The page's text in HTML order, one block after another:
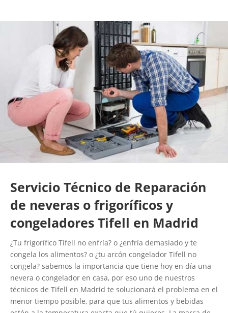
Servicio Técnico de Reparación
de neveras o frigoríficos y
congeladores Tifell en Madrid
¿Tu frigorífico Tifell no enfría? o ¿enfría demasiado y te
congela los alimentos? o ¿tu arcón congelador Tifell no
congela? sabemos la importancia que tiene hoy en día una
nevera o congelador en casa, por eso uno de nuestros
técnicos de Tifell en Madrid te solucionará el problema en el
menor tiempo posible, para que tus alimentos y bebidas